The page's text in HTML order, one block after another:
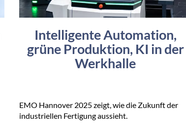
Intelligente Automation,
grüne Produktion, KI in der
Werkhalle
EMO Hannover 2025 zeigt, wie die Zukunft der
industriellen Fertigung aussieht.